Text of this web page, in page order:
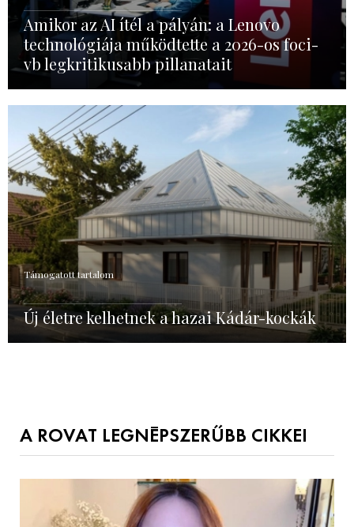
Amikor az AI ítél a pályán: a Lenovo
technológiája működtette a 2026-os foci-
vb legkritikusabb pillanatait
Támogatott tartalom
Új életre kelhetnek a hazai Kádár-kockák
A ROVAT LEGNÉPSZERŰBB CIKKEI